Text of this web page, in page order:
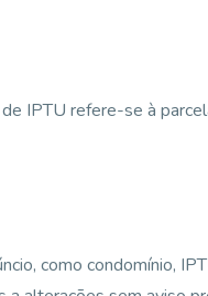
IPTU refere-se à
como condomínio,